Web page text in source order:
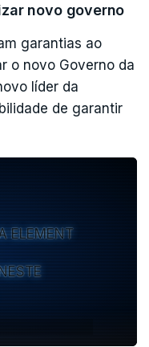
novo governo
garantias ao
o novo Governo da
líder da
de garantir
ELEMENT